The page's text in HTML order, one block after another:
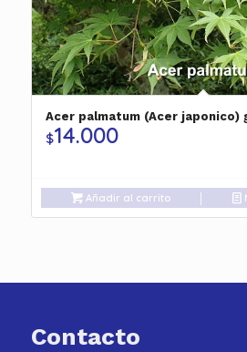
Acer palmatum (Acer japonico)
$14.000
Añadir al carrito
Contacto